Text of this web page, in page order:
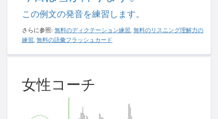
この例文の発音を練習します。
さらに参照: 無料のディクテーション練習, 無料のリスニング理解力の
練習, 無料の語彙フラッシュカード
女性コーチ